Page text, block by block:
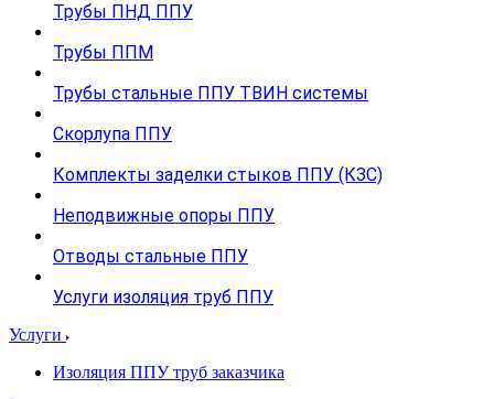
Трубы ПНД ППУ
Трубы ППМ
Трубы стальные ППУ ТВИН системы
Скорлупа ППУ
Комплекты заделки стыков ППУ (КЗС)
Неподвижные опоры ППУ
Отводы стальные ППУ
Услуги изоляция труб ППУ
Услуги
Изоляция ППУ труб заказчика